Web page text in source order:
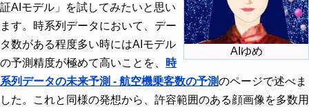
衛星画像から建物の検出 - 画像セグメンテー
ション
画像分類 - MNISTで予測精度を試す
画像分類 - 困難な課題で予測精度を上げる
AIゆめ
証AIモデル」を試してみたいと思い
ます。時系列データにおいて、デー
タ数がある程度多い時にはAIモデル
の予測精度が極めて高いことを、
時
系列データの未来予測 - 航空機乗客数の予測のページで述べま
した。これと同様の発想から、許容範囲のある顔画像を多数用